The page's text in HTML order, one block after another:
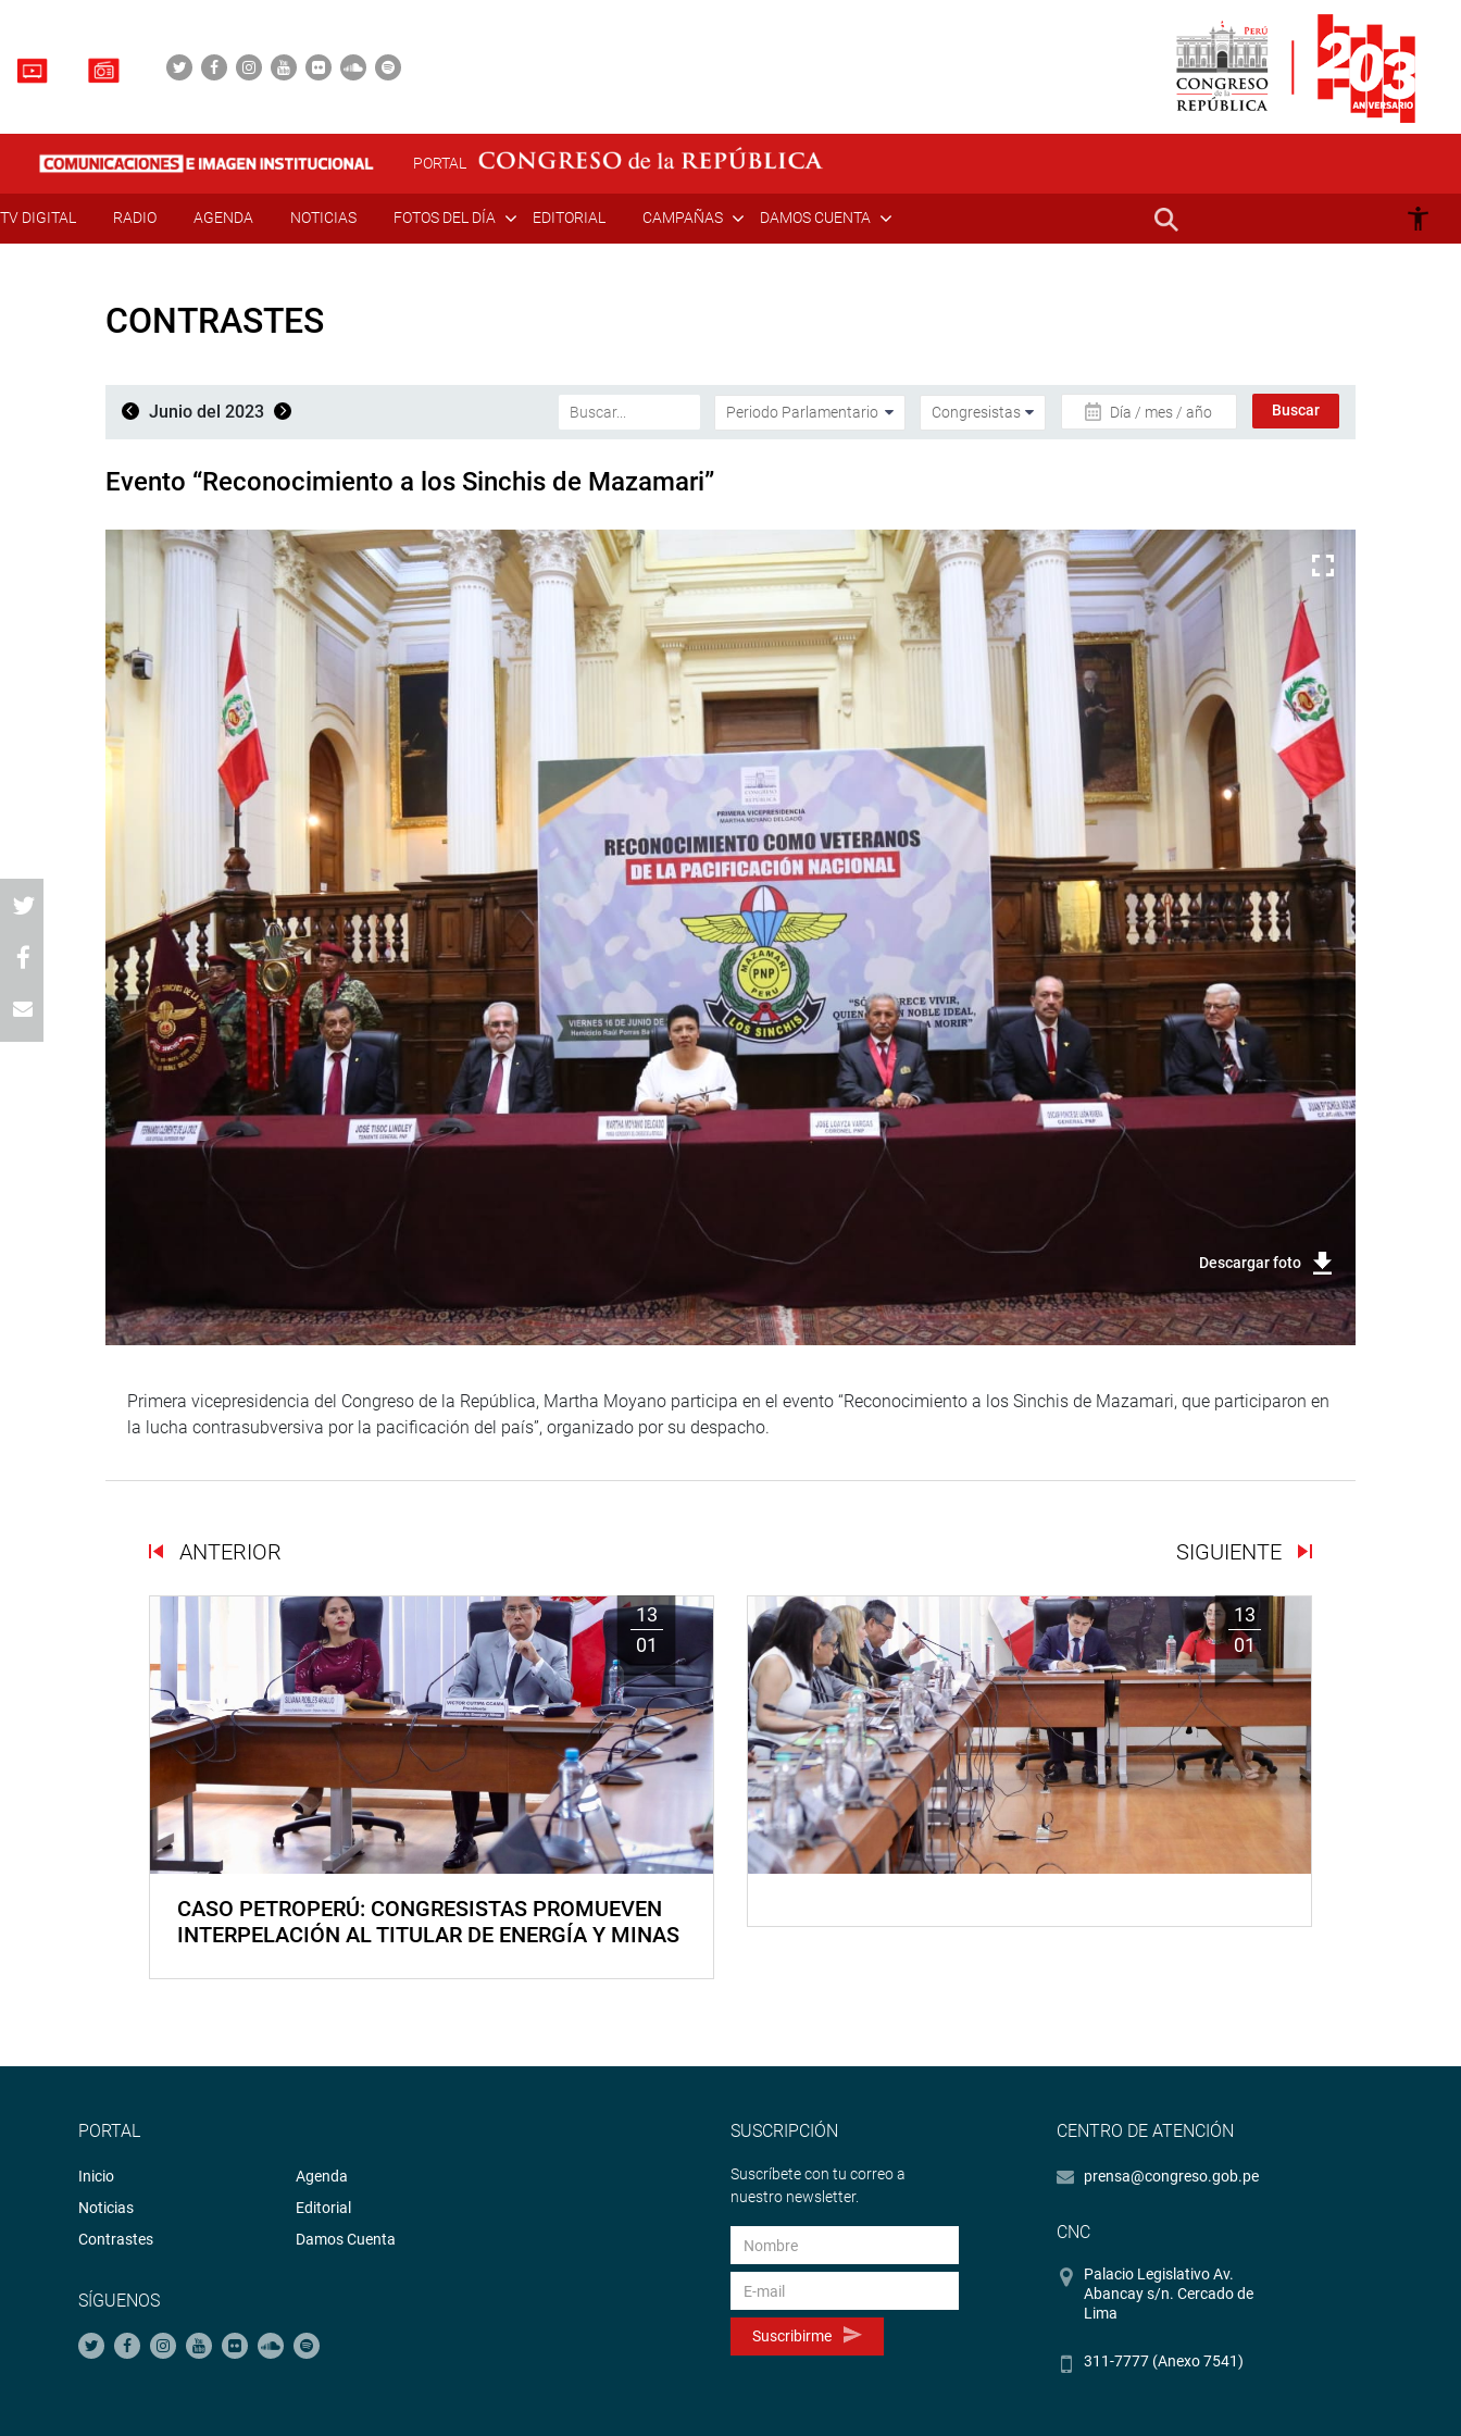
PORTAL
TV DIGITAL RADIO AGENDA NOTICIAS FOTOS DEL DÍA EDITORIAL CAMPAÑAS DAMOS CUENTA
CONTRASTES
Junio del 2023 Día / mes / año
Evento “Reconocimiento a los Sinchis de Mazamari”
Descargar foto
Primera vicepresidencia del Congreso de la República, Martha Moyano participa en el evento “Reconocimiento a los Sinchis de Mazamari, que participaron en
la lucha contrasubversiva por la pacificación del país”, organizado por su despacho.
ANTERIOR SIGUIENTE
13
01
CASO PETROPERÚ: CONGRESISTAS PROMUEVEN
INTERPELACIÓN AL TITULAR DE ENERGÍA Y MINAS
13
01
PORTAL
Inicio
Noticias
Contrastes
Agenda
Editorial
Damos Cuenta
SÍGUENOS
SUSCRIPCIÓN
Suscríbete con tu correo a
nuestro newsletter.
Suscribirme
CENTRO DE ATENCIÓN
prensa@congreso.gob.pe
CNC
Palacio Legislativo Av.
Abancay s/n. Cercado de
Lima
311-7777 (Anexo 7541)